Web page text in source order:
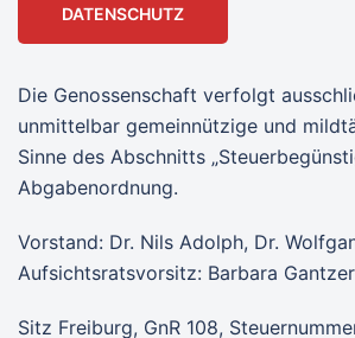
DATENSCHUTZ
Die Genossenschaft verfolgt
unmittelbar gemeinnützige und
Sinne des Abschnitts
Abgabenordnung.
Vorstand: Dr. Nils Adolph, Dr.
Aufsichtsratsvorsitz: Barbara Gantzer
Sitz Freiburg, GnR 108,